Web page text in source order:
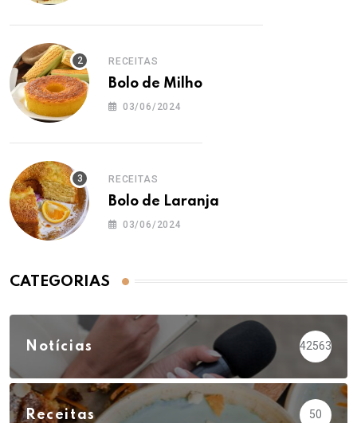
RECEITAS
Bolo de Milho
03/06/2024
RECEITAS
Bolo de Laranja
03/06/2024
CATEGORIAS
Notícias 42563
Receitas 50